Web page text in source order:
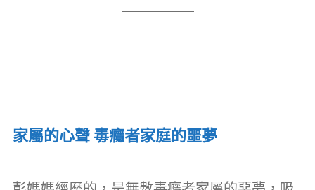
家屬的心聲 毒癮者家庭的噩夢